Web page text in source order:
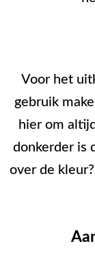
Voor het
gebruik
hier om
donkerder is
over de